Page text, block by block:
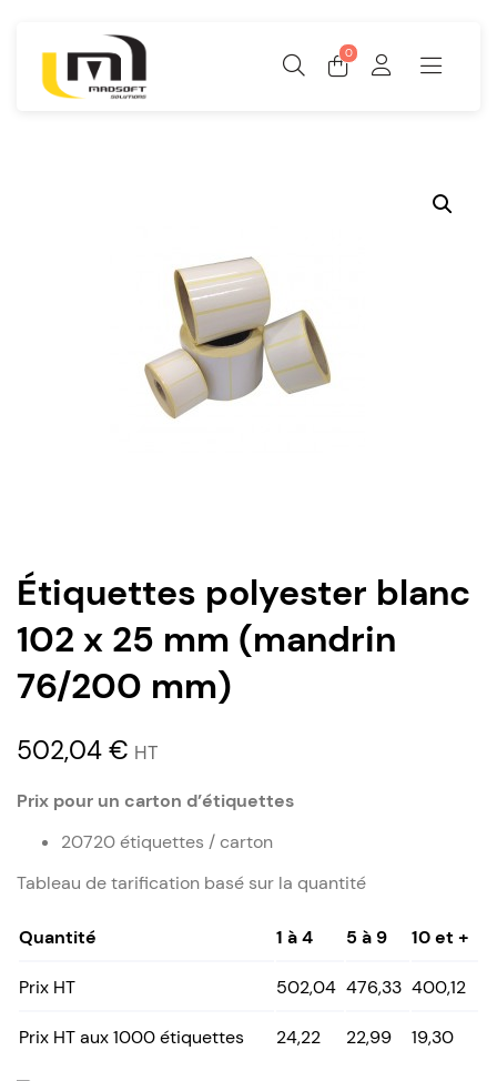
Étiquettes polyester blanc
102 x 25 mm (mandrin
76/200 mm)
502,04 € HT
Prix pour un carton d’étiquettes
20720 étiquettes / carton
Tableau de tarification basé sur la quantité
Quantité 1 à 4 5 à 9 10 et +
Prix HT 502,04 476,33 400,12
Prix HT aux 1000 étiquettes 24,22 22,99 19,30